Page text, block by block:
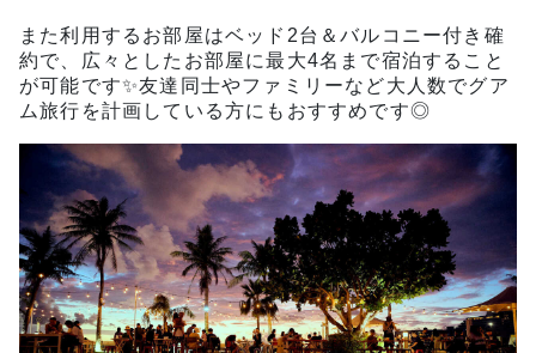
また利用するお部屋はベッド2台＆バルコニー付き確
約で、広々としたお部屋に最大4名まで宿泊すること
が可能です✨友達同士やファミリーなど大人数でグア
ム旅行を計画している方にもおすすめです◎